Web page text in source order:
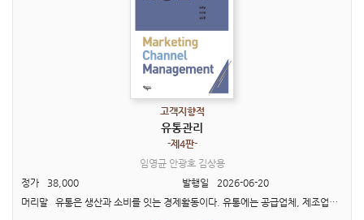
고객지향적
유통관리
-제4판-
임영균 안광호 김상용
정가
38,000 발행일
2026-06-20
머리말 유통은 생산과 소비를 잇는 경제활동이다. 유통에는 공급업체, 제조업체, 도·소매상, 그리고 최종소비자와 같은 다양한 경제주체가 참여한다. 이들은 새로운 제품 및 서비스의 개발보..